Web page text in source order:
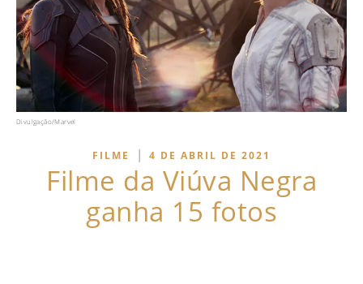
Divulgação/Marvel
FILME | 4 DE ABRIL DE 2021
Filme da Viúva Negra
ganha 15 fotos